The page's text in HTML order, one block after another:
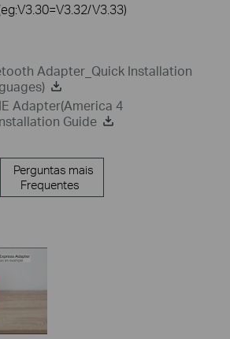
V3.33)
Adapter_Quick Installation
Adapter(America 4
Guide
Perguntas mais
Frequentes